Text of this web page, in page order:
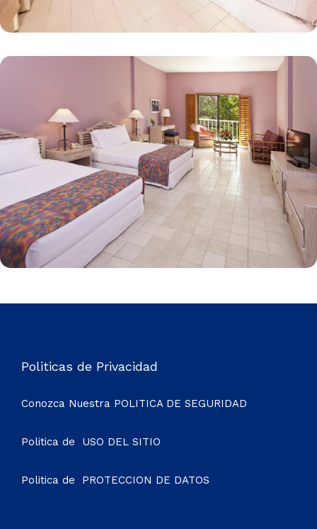
Politicas de Privacidad
Conozca Nuestra POLITICA DE SEGURIDAD
Politica de USO DEL SITIO
Politica de PROTECCION DE DATOS